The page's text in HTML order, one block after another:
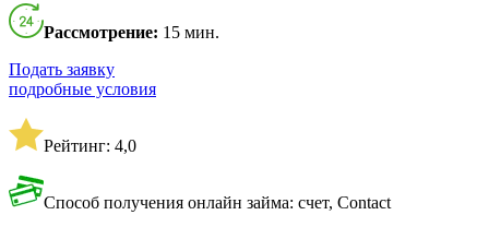
Рассмотрение: 15 мин.
Подать заявку
подробные условия
Рейтинг: 4,0
Способ получения онлайн займа: счет, Contact